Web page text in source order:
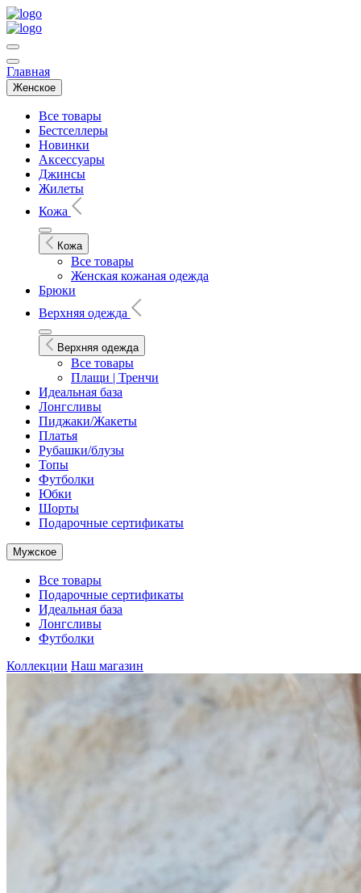
Главная
Женское
Все товары
Бестселлеры
Новинки
Аксессуары
Джинсы
Жилеты
Кожа
Кожа
Все товары
Женская кожаная одежда
Брюки
Верхняя одежда
Верхняя одежда
Все товары
Плащи | Тренчи
Идеальная база
Лонгсливы
Пиджаки/Жакеты
Платья
Рубашки/блузы
Топы
Футболки
Юбки
Шорты
Подарочные сертификаты
Мужское
Все товары
Подарочные сертификаты
Идеальная база
Лонгсливы
Футболки
Коллекции Наш магазин